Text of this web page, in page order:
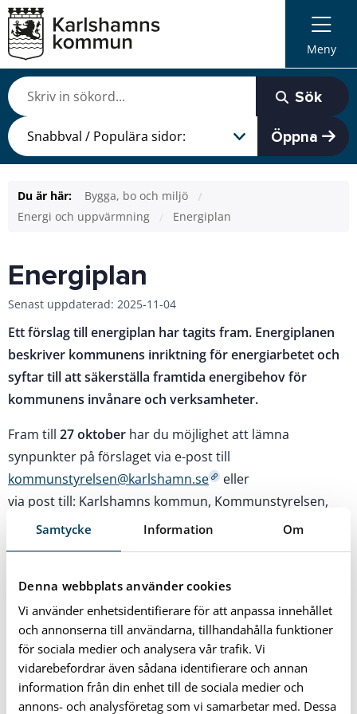
Samtycke Information Om
Denna webbplats använder cookies
Vi använder enhetsidentifierare för att anpassa innehållet
och annonserna till användarna, tillhandahålla funktioner
för sociala medier och analysera vår trafik. Vi
vidarebefordrar även sådana identifierare och annan
information från din enhet till de sociala medier och
annons- och analysföretag som vi samarbetar med. Dessa
Meny
Sök
Öppna
Du är här:
Bygga, bo och miljö
Energi och uppvärmning
Energiplan
Energiplan
Senast uppdaterad: 2025-11-04
Ett förslag till energiplan har tagits fram. Energiplanen
beskriver kommunens inriktning för energiarbetet och
syftar till att säkerställa framtida energibehov för
kommunens invånare och verksamheter.
Fram till 27 oktober har du möjlighet att lämna
synpunkter på förslaget via e-post till
kommunstyrelsen@karlshamn.se
eller
via post till: Karlshamns kommun, Kommunstyrelsen,
374 81 Karlshamn.
finns till höger under rubriken ”Relaterade dokument”.
Relaterade dokument